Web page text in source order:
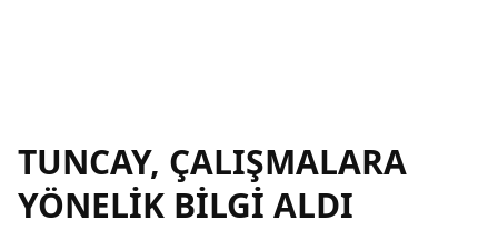
TUNCAY, ÇALIŞMALARA
YÖNELİK BİLGİ ALDI